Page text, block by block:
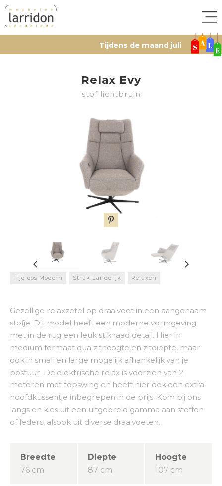
Tijdens de maand juli -20%
Relax Evy
stof lichtbruin
Tijdloos Modern Strak Landelijk Relaxen
Gezellige relaxzetel op draaivoet in een aangenaam
stofje. Dit model heeft een moderne vormgeving
met in de rug een leuk stiknaad detail. Hier in
medium formaat qua zithoogte en zitdiepte, maar
ook in small en large mogelijk afhankelijk van je
postuur. De elektrische relax is voorzien van 2
motoren met topswing en heeft hier ook een extra
hoofdkussentje inbegrepen in de prijs. Kom bij ons
langs en kies uit een uitgebreid gamma aan stoffen
of leders, alsook uit diverse draaivoeten.
Breedte
76 cm
Diepte
87 cm
Hoogte
107 cm